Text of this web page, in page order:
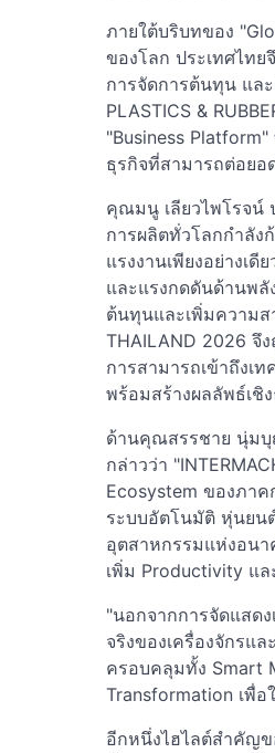
ภายใต้บริบทของ
ของโลก ประเทศไท
การจัดการต้นทุน แล
PLASTICS &
"Business
ธุรกิจที่สามารถต่อยอ
คุณมนู เลียวไพโรจน์
การผลิตทั่วโลกกำลั
แรงงานเพียงอย่างเ
และแรงกดดันด้านพลั
ต้นทุนและเพิ่มความส
THAILAND 2026 จึ
การสามารถเข้าถึงเ
พร้อมสร้างผลลัพธ์เชิ
ด้านคุณสรรชาย นุ่มบุ
กล่าวว่า
Ecosystem ของภา
ระบบอัตโนมัติ หุ่นยน
อุตสาหกรรมแห่งอน
เพิ่ม Productivity แ
"นอกจากการจัดแสด
จริงของเครื่องจักรแ
ครอบคลุมทั้ง Smart
Transformation เพื่
อีกหนึ่งไฮไลต์สำคัญข